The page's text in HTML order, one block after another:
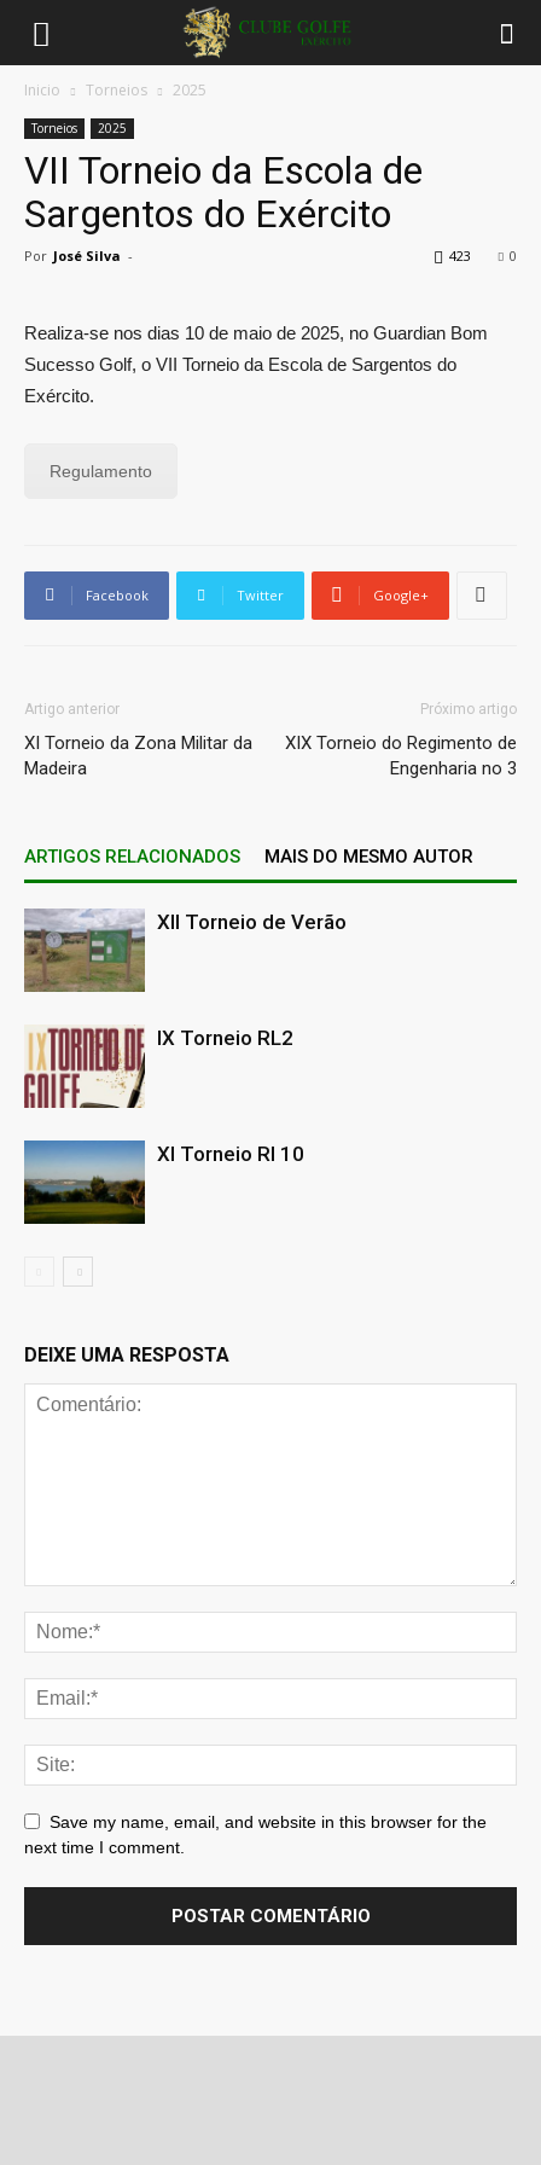
Inicio Torneios 2025
Torneios 2025
VII Torneio da Escola de
Sargentos do Exército
Por José Silva - 0
423
Realiza-se nos dias 10 de maio de 2025, no Guardian Bom
Sucesso Golf, o VII Torneio da Escola de Sargentos do
Exército.
Regulamento
Facebook Twitter Google+
Artigo anterior
XI Torneio da Zona Militar da
Madeira
Próximo artigo
XIX Torneio do Regimento de
Engenharia no 3
ARTIGOS RELACIONADOS MAIS DO MESMO AUTOR
XII Torneio de Verão
IX Torneio RL2
XI Torneio RI 10
DEIXE UMA RESPOSTA
Save my name, email, and website in this browser for the
next time I comment.